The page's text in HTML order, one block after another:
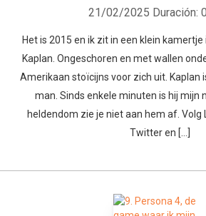
21/02/2025 Duración:
Het is 2015 en ik zit in een klein
Kaplan. Ongeschoren en met wallen
Amerikaan stoïcijns voor zich uit. Kaplan
man. Sinds enkele minuten is hij mijn
heldendom zie je niet aan hem af. Volg
Twitter en […]